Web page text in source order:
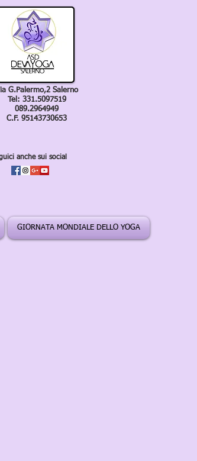
G.Palermo,2 Salerno
Tel: 331.5097519
089.2964949
C.F. 95143730653
anche sui social
GIORNATA MONDIALE DELLO YOGA